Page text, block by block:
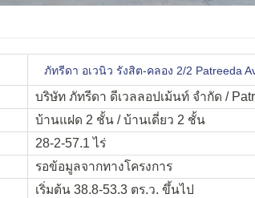
ภัทรีดา อเวนิว รังสิต-คลอง 2/2 Patreeda
บริษัท ภัทรีดา ดีเวลลอปเม้นท์ จำกัด /
บ้านแฝด 2 ชั้น / บ้านเดี่ยว 2 ชั้น
28-2-57.1 ไร่
รอข้อมูลจากทางโครงการ
เริ่มต้น 38.8-53.3 ตร.ว. ขึ้นไป